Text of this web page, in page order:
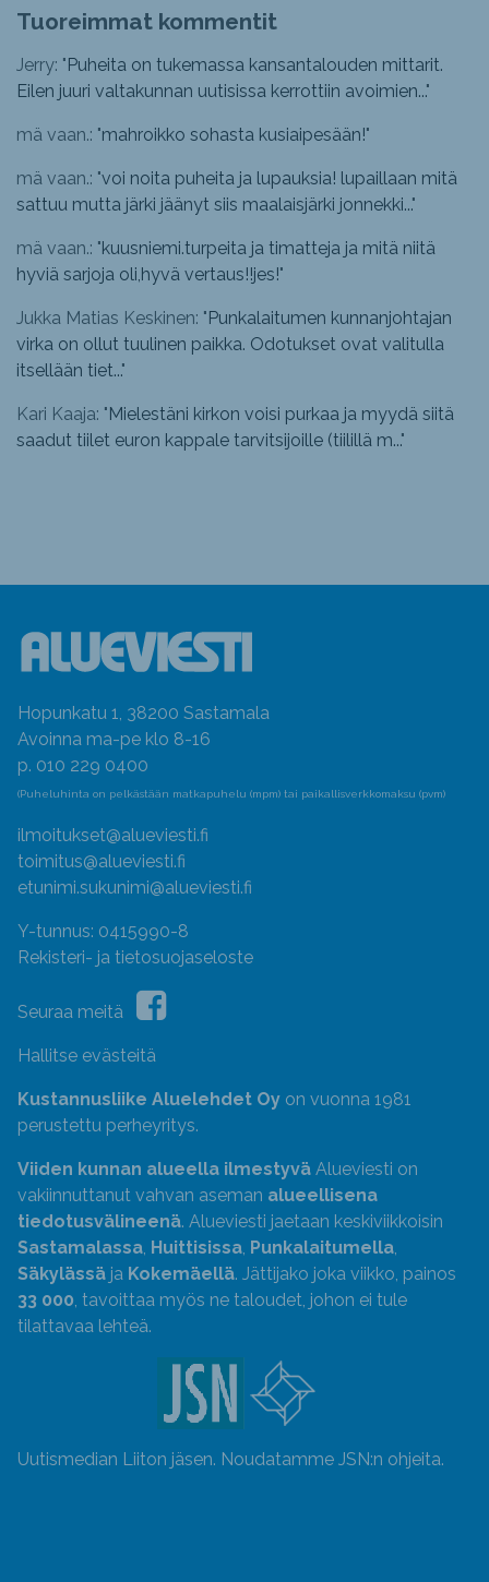
Tuoreimmat kommentit
Jerry: "Puheita on tukemassa kansantalouden mittarit.
Eilen juuri valtakunnan uutisissa kerrottiin avoimien..."
mä vaan.: "mahroikko sohasta kusiaipesään!"
mä vaan.: "voi noita puheita ja lupauksia! lupaillaan mitä
sattuu mutta järki jäänyt siis maalaisjärki jonnekki..."
mä vaan.: "kuusniemi.turpeita ja timatteja ja mitä niitä
hyviä sarjoja oli,hyvä vertaus!!jes!"
Jukka Matias Keskinen: "Punkalaitumen kunnanjohtajan
virka on ollut tuulinen paikka. Odotukset ovat valitulla
itsellään tiet..."
Kari Kaaja: "Mielestäni kirkon voisi purkaa ja myydä siitä
saadut tiilet euron kappale tarvitsijoille (tiilillä m..."
Hopunkatu 1, 38200 Sastamala
Avoinna ma-pe klo 8-16
p. 010 229 0400
(Puheluhinta on pelkästään matkapuhelu (mpm) tai paikallisverkkomaksu (pvm)
ilmoitukset@alueviesti.fi
toimitus@alueviesti.fi
etunimi.sukunimi@alueviesti.fi
Y-tunnus: 0415990-8
Rekisteri- ja tietosuojaseloste
Seuraa meitä
Hallitse evästeitä
Kustannusliike Aluelehdet Oy on vuonna 1981
perustettu perheyritys.
Viiden kunnan alueella ilmestyvä Alueviesti on
vakiinnuttanut vahvan aseman alueellisena
tiedotusvälineenä. Alueviesti jaetaan keskiviikkoisin
Sastamalassa, Huittisissa, Punkalaitumella,
Säkylässä ja Kokemäellä. Jättijako joka viikko, painos
33 000, tavoittaa myös ne taloudet, johon ei tule
tilattavaa lehteä.
Uutismedian Liiton jäsen. Noudatamme JSN:n ohjeita.